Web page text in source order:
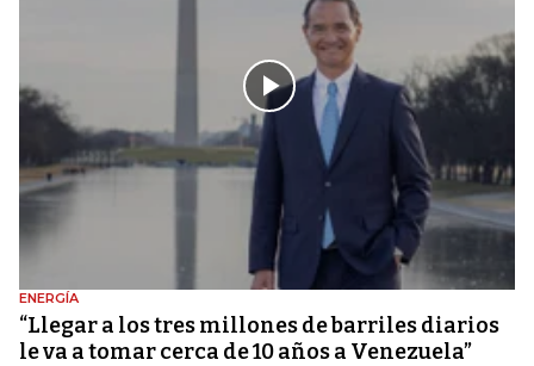
ENERGÍA
“Llegar a los tres millones de barriles diarios
le va a tomar cerca de 10 años a Venezuela”